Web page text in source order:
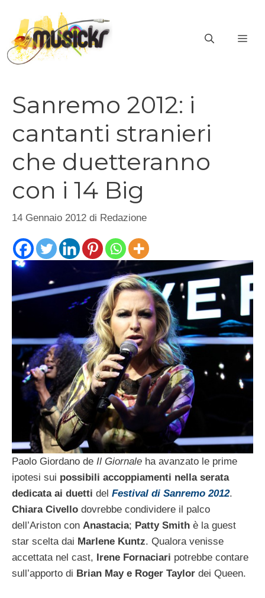
contenuto
Sanremo 2012: i
cantanti stranieri
che duetteranno
con i 14 Big
14 Gennaio 2012 di Redazione
Paolo Giordano de Il Giornale ha avanzato le prime
ipotesi sui possibili accoppiamenti nella serata
dedicata ai duetti del Festival di Sanremo 2012.
Chiara Civello dovrebbe condividere il palco
dell’Ariston con Anastacia; Patty Smith è la guest
star scelta dai Marlene Kuntz. Qualora venisse
accettata nel cast, Irene Fornaciari potrebbe contare
sull’apporto di Brian May e Roger Taylor dei Queen.